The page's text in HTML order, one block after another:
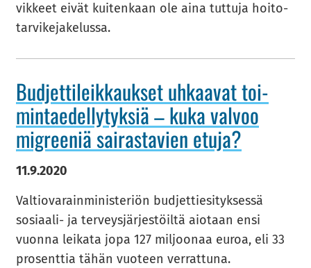
vik­keet eivät kui­ten­kaan ole aina tut­tu­ja hoi­to­
tar­vi­ke­ja­ke­lus­sa.
Bud­jet­ti­leik­kauk­set uh­kaa­vat toi­
min­tae­del­ly­tyk­siä – kuka val­voo
migree­niä sai­ras­ta­vien etuja?
11.9.2020
Val­tio­va­rain­mi­nis­te­riön bud­jet­tie­si­tyk­ses­sä
sosiaali-​ ja ter­veys­jär­jes­töil­tä ai­o­taan ensi
vuon­na lei­ka­ta jopa 127 mil­joo­naa euroa, eli 33
pro­sent­tia tähän vuo­teen ver­rat­tu­na.